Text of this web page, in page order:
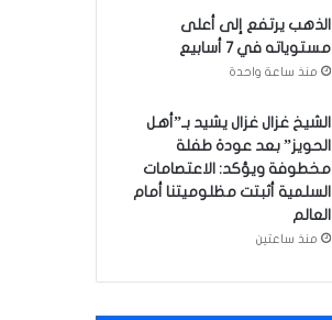
الذهب يرتفع إلى أعلى
مستوياته في 7 أسابيع
منذ ساعة واحدة
الشيخ غزال غزال يشيد بـ”أهل
الحويز” بعد عودة طفلة
مخطوفة ويؤكد: الاعتصامات
السلمية أثبتت مظلوميتنا أمام
العالم
منذ ساعتين